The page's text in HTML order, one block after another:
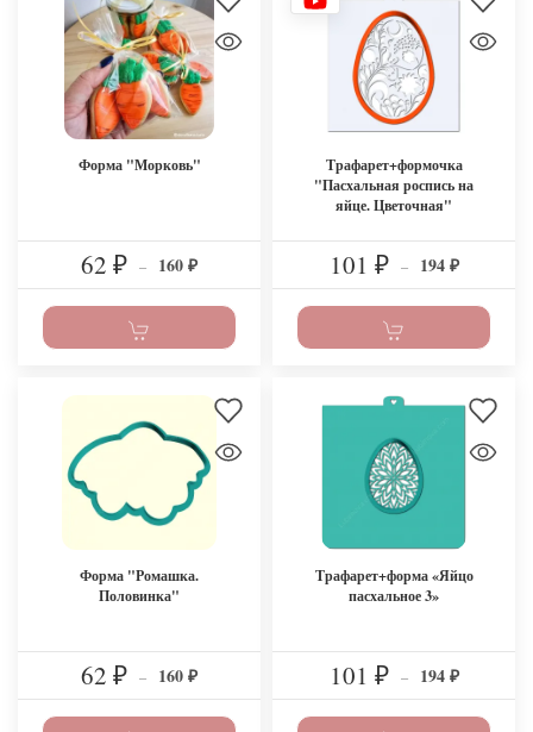
Форма "Морковь"
62 ₽ – 160 ₽
Трафарет+формочка
"Пасхальная роспись на
яйце. Цветочная"
101 ₽ – 194 ₽
Форма "Ромашка.
Половинка"
62 ₽ – 160 ₽
Трафарет+форма «Яйцо
пасхальное 3»
101 ₽ – 194 ₽